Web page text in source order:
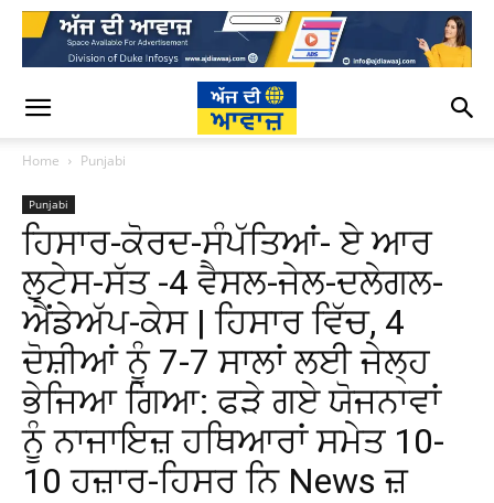
Home Punjabi
Punjabi
ਹਿਸਾਰ-ਕੋਰਦ-ਸੰਪੱਤਿਆਂ- ਏ ਆਰ
ਲੁਟੇਸ-ਸੱਤ -4 ਵੈਸਲ-ਜੇਲ-ਦਲੇਗਲ-
ਐਂਡੇਅੱਪ-ਕੇਸ | ਹਿਸਾਰ ਵਿੱਚ, 4
ਦੋਸ਼ੀਆਂ ਨੂੰ 7-7 ਸਾਲਾਂ ਲਈ ਜੇਲ੍ਹ
ਭੇਜਿਆ ਗਿਆ: ਫੜੇ ਗਏ ਯੋਜਨਾਵਾਂ
ਨੂੰ ਨਾਜਾਇਜ਼ ਹਥਿਆਰਾਂ ਸਮੇਤ 10-
10 ਹਜ਼ਾਰ-ਹਿਸਰ ਨਿ News ਜ਼